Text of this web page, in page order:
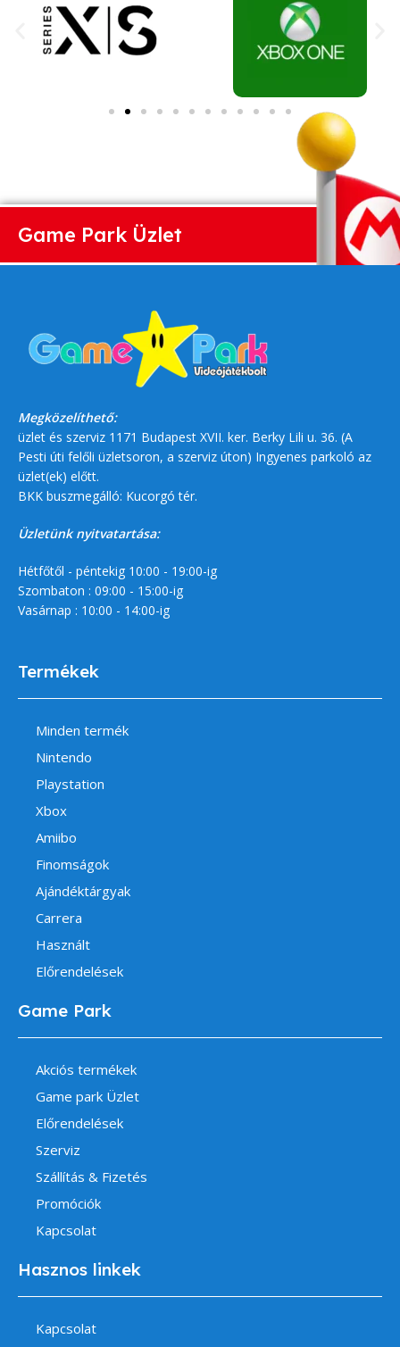
Game Park Üzlet
Megközelíthető:
üzlet és szerviz 1171 Budapest XVII. ker. Berky Lili u. 36. (A
Pesti úti felőli üzletsoron, a szerviz úton) Ingyenes parkoló az
üzlet(ek) előtt.
BKK buszmegálló: Kucorgó tér.
Üzletünk nyitvatartása:
Hétfőtől - péntekig 10:00 - 19:00-ig
Szombaton : 09:00 - 15:00-ig
Vasárnap : 10:00 - 14:00-ig
Termékek
Minden termék
Nintendo
Playstation
Xbox
Amiibo
Finomságok
Ajándéktárgyak
Carrera
Használt
Előrendelések
Game Park
Akciós termékek
Game park Üzlet
Előrendelések
Szerviz
Szállítás & Fizetés
Promóciók
Kapcsolat
Hasznos linkek
Kapcsolat